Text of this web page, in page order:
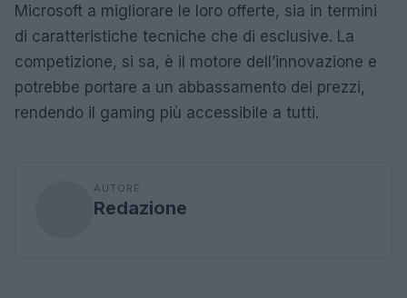
Microsoft a migliorare le loro offerte, sia in termini
di caratteristiche tecniche che di esclusive. La
competizione, si sa, è il motore dell’innovazione e
potrebbe portare a un abbassamento dei prezzi,
rendendo il gaming più accessibile a tutti.
AUTORE
Redazione